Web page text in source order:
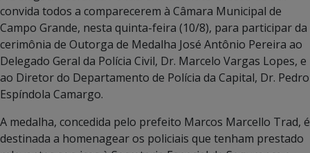
convida todos a comparecerem à Câmara Municipal de
Campo Grande, nesta quinta-feira (10/8), para participar da
cerimônia de Outorga de Medalha José Antônio Pereira ao
Delegado Geral da Polícia Civil, Dr. Marcelo Vargas Lopes, e
ao Diretor do Departamento de Polícia da Capital, Dr. Pedro
Espíndola Camargo.
A medalha, concedida pelo prefeito Marcos Marcello Trad, é
destinada a homenagear os policiais que tenham prestado